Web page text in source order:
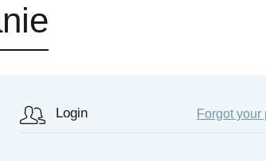
Login Forgot